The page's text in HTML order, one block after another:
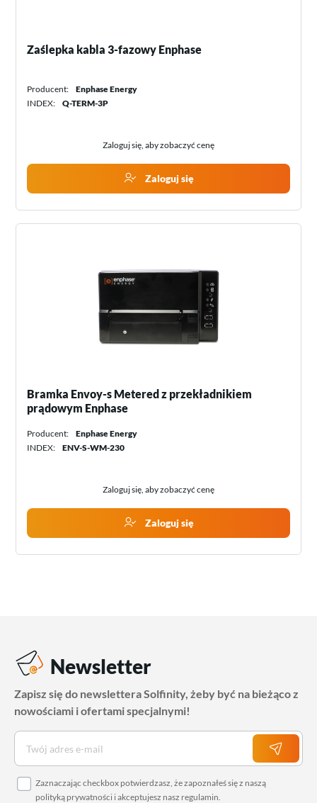
Zaślepka kabla 3-fazowy Enphase
Producent:
Enphase Energy
INDEX:
Q-TERM-3P
Zaloguj się, aby zobaczyć cenę
Zaloguj się
Bramka Envoy-s Metered z przekładnikiem
prądowym Enphase
Producent:
Enphase Energy
INDEX:
ENV-S-WM-230
Zaloguj się, aby zobaczyć cenę
Zaloguj się
Newsletter
Zapisz się do newslettera Solfinity, żeby być na bieżąco z
nowościami i ofertami specjalnymi!
Zaznaczając checkbox potwierdzasz, że zapoznałeś się z naszą
polityką prywatności i akceptujesz nasz regulamin.